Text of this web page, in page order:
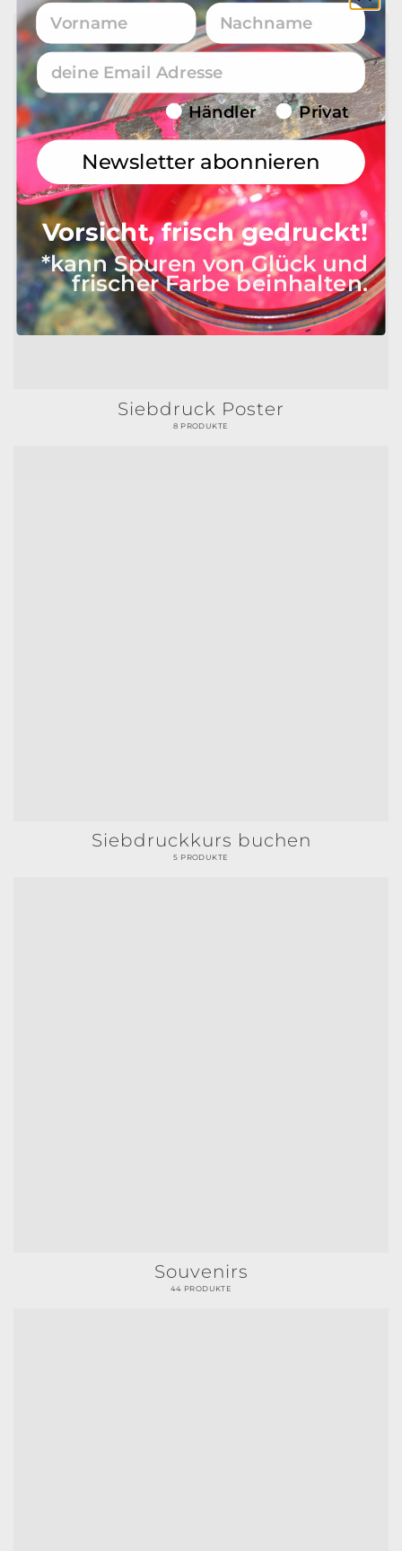
Siebdruck Poster
8 PRODUKTE
Siebdruckkurs buchen
5 PRODUKTE
Souvenirs
44 PRODUKTE
Vorname Nachname
Email
Endverbraucher/Haendler
Händler Privat
Newsletter abonnieren
Vorsicht, frisch gedruckt!
*kann Spuren von Glück und
frischer Farbe beinhalten.